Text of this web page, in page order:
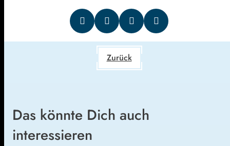
Zurück
Das könnte Dich auch
interessieren